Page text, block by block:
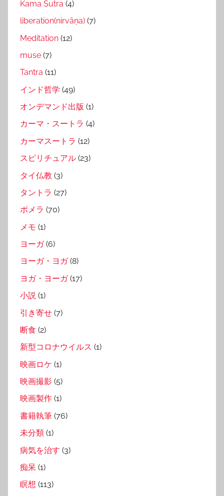
Kama Sutra (4)
liberation(nirvāṇa) (7)
Meditation (12)
muse (7)
Tantra (11)
インド哲学 (49)
オンデマンド出版 (1)
カーマ・スートラ (4)
カーマスートラ (12)
スピリチュアル (23)
タイ仏教 (3)
タントラ (27)
ポメラ (70)
メモ (1)
ヨーガ(6)
ヨーガ・ヨガ(8)
ヨガ・ヨーガ(17)
小説 (1)
引き寄せ (7)
断食 (2)
新型コロナウイルス (1)
映画ロケ (1)
映画撮影 (5)
映画製作 (1)
書籍執筆 (76)
未分類 (1)
病気を治す (3)
痴呆 (1)
瞑想 (113)